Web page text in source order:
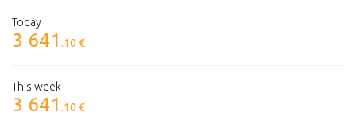
Today
3 641 .10 €
This week
3 641 .10 €